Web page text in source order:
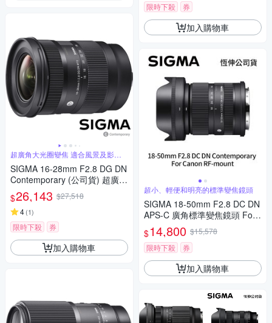
超廣角大光圈變焦 適合風景及影片
錄製
SIGMA 16-28mm F2.8 DG DN
Contemporary (公司貨) 超廣角
大光圈變焦鏡 全片幅微單眼鏡
頭
$26,143 $27,518
4(1)
限時下殺 券
加入購物車
限時下殺
券
加入購物車
超小、輕便和明亮的標準變焦鏡頭
SIGMA 18-50mm F2.8 DC DN
APS-C 廣角標準變焦鏡頭 For
Canon RF-mount (公司貨)
$14,800 $15,578
限時下殺
券
加入購物車